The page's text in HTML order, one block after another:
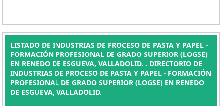
LISTADO DE INDUSTRIAS DE PROCESO DE PASTA Y PAPEL -
FORMACIÓN PROFESIONAL DE GRADO SUPERIOR (LOGSE)
EN RENEDO DE ESGUEVA, VALLADOLID. . DIRECTORIO DE
INDUSTRIAS DE PROCESO DE PASTA Y PAPEL - FORMACIÓN
PROFESIONAL DE GRADO SUPERIOR (LOGSE) EN RENEDO
DE ESGUEVA, VALLADOLID.